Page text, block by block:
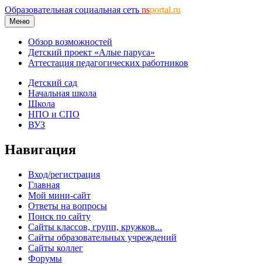
Образовательная социальная сеть nsportal.ru
Меню
Обзор возможностей
Детский проект «Алые паруса»
Аттестация педагогических работников
Детский сад
Начальная школа
Школа
НПО и СПО
ВУЗ
Навигация
Вход/регистрация
Главная
Мой мини-сайт
Ответы на вопросы
Поиск по сайту
Сайты классов, групп, кружков...
Сайты образовательных учреждений
Сайты коллег
Форумы